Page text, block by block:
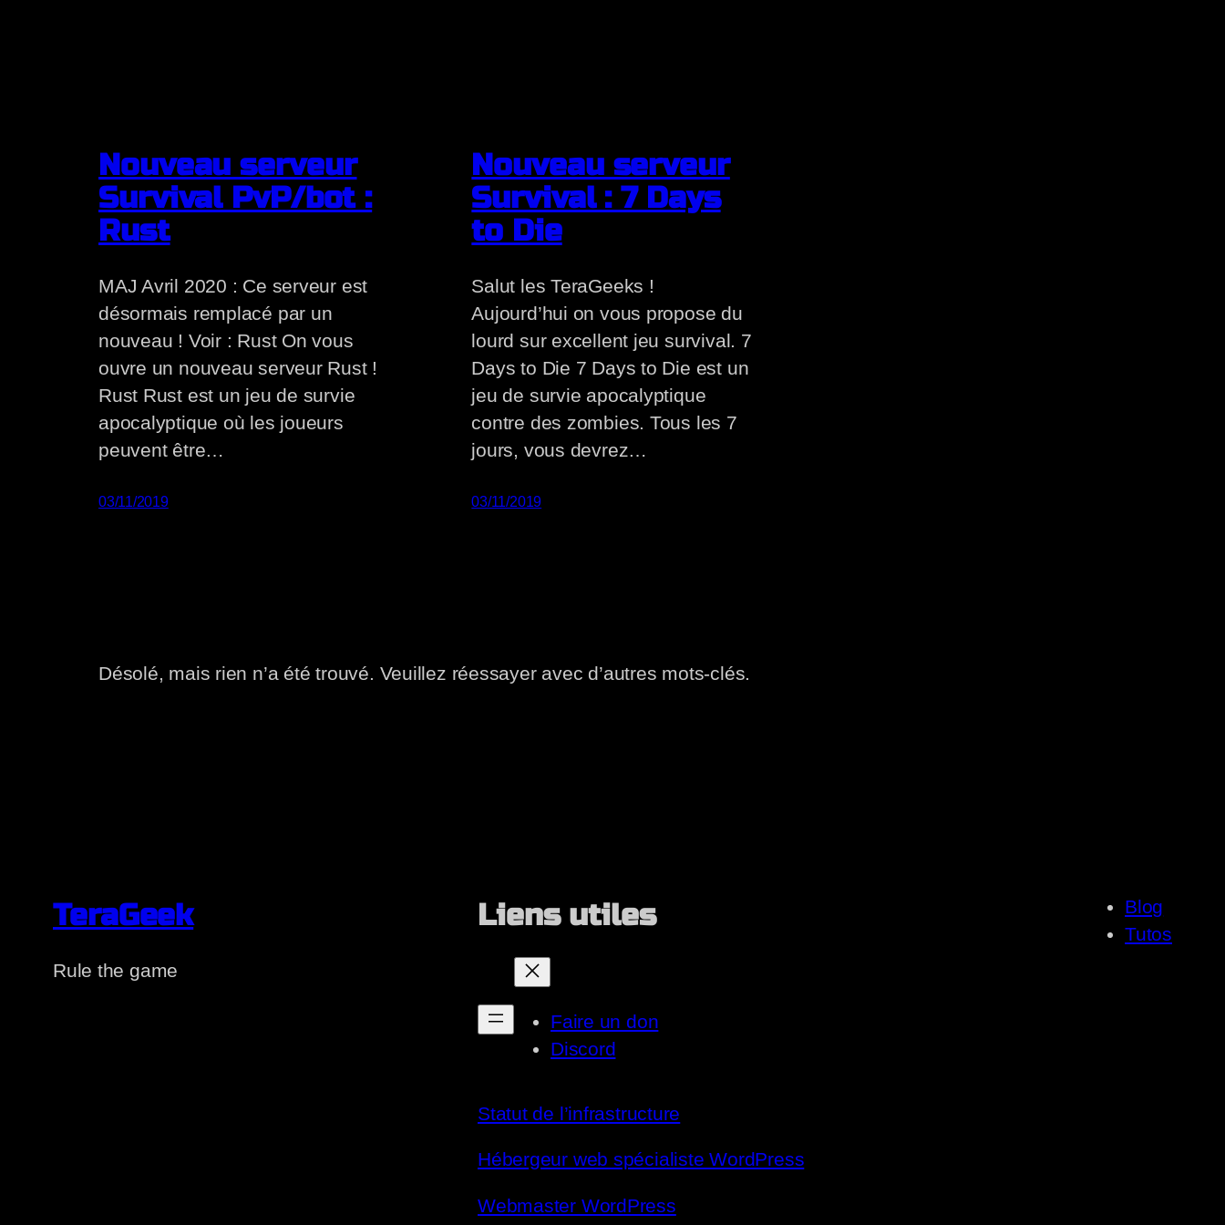
Nouveau serveur
Survival PvP/bot :
Rust
MAJ Avril 2020 : Ce serveur est
désormais remplacé par un
nouveau ! Voir : Rust On vous
ouvre un nouveau serveur Rust !
Rust Rust est un jeu de survie
apocalyptique où les joueurs
peuvent être…
03/11/2019
Nouveau serveur
Survival : 7 Days
to Die
Salut les TeraGeeks !
Aujourd’hui on vous propose du
lourd sur excellent jeu survival. 7
Days to Die 7 Days to Die est un
jeu de survie apocalyptique
contre des zombies. Tous les 7
jours, vous devrez…
03/11/2019
Désolé, mais rien n’a été trouvé. Veuillez réessayer avec d’autres mots-clés.
TeraGeek
Rule the game
Liens utiles
Faire un don
Discord
Statut de l’infrastructure
Hébergeur web spécialiste WordPress
Webmaster WordPress
Blog
Tutos